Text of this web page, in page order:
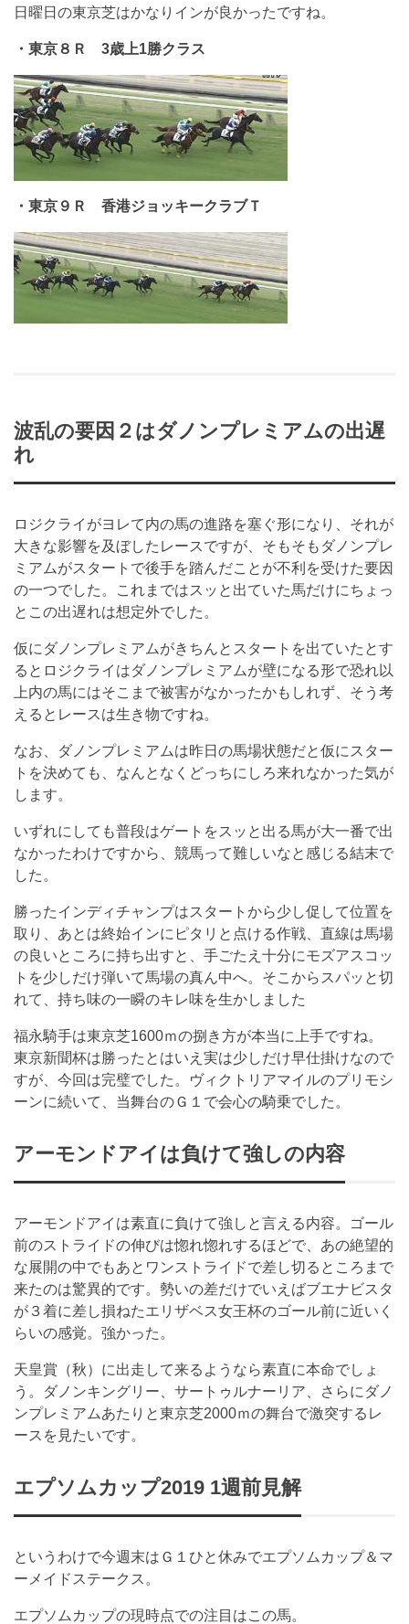
日曜日の東京芝はかなりインが良かったですね。
・東京８Ｒ 3歳上1勝クラス
・東京９Ｒ 香港ジョッキークラブＴ
波乱の要因２はダノンプレミアムの出遅
れ
ロジクライがヨレて内の馬の進路を塞ぐ形になり、それが
大きな影響を及ぼしたレースですが、そもそもダノンプレ
ミアムがスタートで後手を踏んだことが不利を受けた要因
の一つでした。これまではスッと出ていた馬だけにちょっ
とこの出遅れは想定外でした。
仮にダノンプレミアムがきちんとスタートを出ていたとす
るとロジクライはダノンプレミアムが壁になる形で恐れ以
上内の馬にはそこまで被害がなかったかもしれず、そう考
えるとレースは生き物ですね。
なお、ダノンプレミアムは昨日の馬場状態だと仮にスター
トを決めても、なんとなくどっちにしろ来れなかった気が
します。
いずれにしても普段はゲートをスッと出る馬が大一番で出
なかったわけですから、競馬って難しいなと感じる結末で
した。
勝ったインディチャンプはスタートから少し促して位置を
取り、あとは終始インにピタリと点ける作戦、直線は馬場
の良いところに持ち出すと、手ごたえ十分にモズアスコッ
トを少しだけ弾いて馬場の真ん中へ。そこからスパッと切
れて、持ち味の一瞬のキレ味を生かしました
福永騎手は東京芝1600ｍの捌き方が本当に上手ですね。
東京新聞杯は勝ったとはいえ実は少しだけ早仕掛けなので
すが、今回は完璧でした。ヴィクトリアマイルのプリモシ
ーンに続いて、当舞台のＧ１で会心の騎乗でした。
アーモンドアイは負けて強しの内容
アーモンドアイは素直に負けて強しと言える内容。ゴール
前のストライドの伸びは惚れ惚れするほどで、あの絶望的
な展開の中でもあとワンストライドで差し切るところまで
来たのは驚異的です。勢いの差だけでいえばブエナビスタ
が３着に差し損ねたエリザベス女王杯のゴール前に近いく
らいの感覚。強かった。
天皇賞（秋）に出走して来るようなら素直に本命でしょ
う。ダノンキングリー、サートゥルナーリア、さらにダノ
ンプレミアムあたりと東京芝2000ｍの舞台で激突するレ
ースを見たいです。
エプソムカップ2019 1週前見解
というわけで今週末はＧ１ひと休みでエプソムカップ＆マ
ーメイドステークス。
エプソムカップの現時点での注目はこの馬。